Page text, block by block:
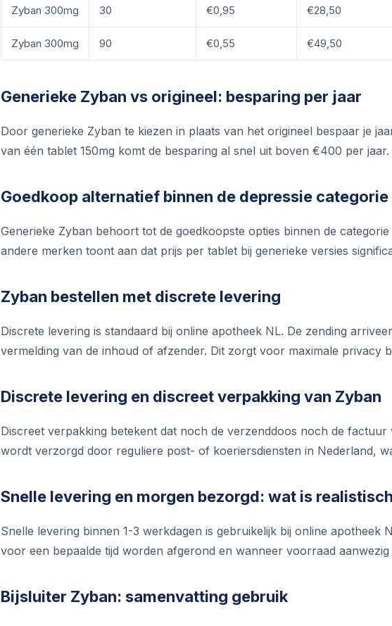
Zyban 300mg 30 €0,95 €28,50
Zyban 300mg 90 €0,55 €49,50
Generieke Zyban vs origineel: besparing per jaar
Door generieke Zyban te kiezen in plaats van het origineel bespaar je
van één tablet 150mg komt de besparing al snel uit boven €400 per
Goedkoop alternatief binnen de depressie categorie
Generieke Zyban behoort tot de goedkoopste opties binnen de
andere merken toont aan dat prijs per tablet bij generieke versies
Zyban bestellen met discrete levering
Discrete levering is standaard bij online apotheek NL. De zending
vermelding van de inhoud of afzender. Dit zorgt voor maximale privacy
Discrete levering en discreet verpakking van Zyban
Discreet verpakking betekent dat noch de verzenddoos noch de
wordt verzorgd door reguliere post- of koeriersdiensten in Nederland,
Snelle levering en morgen bezorgd: wat is
Snelle levering binnen 1-3 werkdagen is gebruikelijk bij online apotheek
voor een bepaalde tijd worden afgerond en wanneer voorraad
Bijsluiter Zyban: samenvatting gebruik